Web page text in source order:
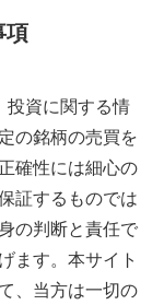
項
投資に関する情
の銘柄の売買を
確性には細心の
証するものでは
の判断と責任で
ます。本サイト
、当方は一切の